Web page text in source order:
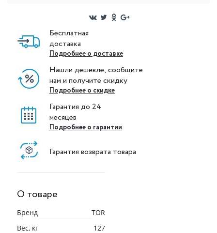
Бесплатная
доставка
Подробнее о доставке
Нашли дешевле, сообщите
нам и получите скидку
Подробнее о скидке
Гарантия до 24
месяцев
Подробнее о гарантии
Гарантия возврата товара
О товаре
Бренд
TOR
Вес, кг
127